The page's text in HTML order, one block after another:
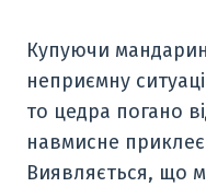
Купуючи
неприємну
то цедра погано
навмисне
Виявляється, що